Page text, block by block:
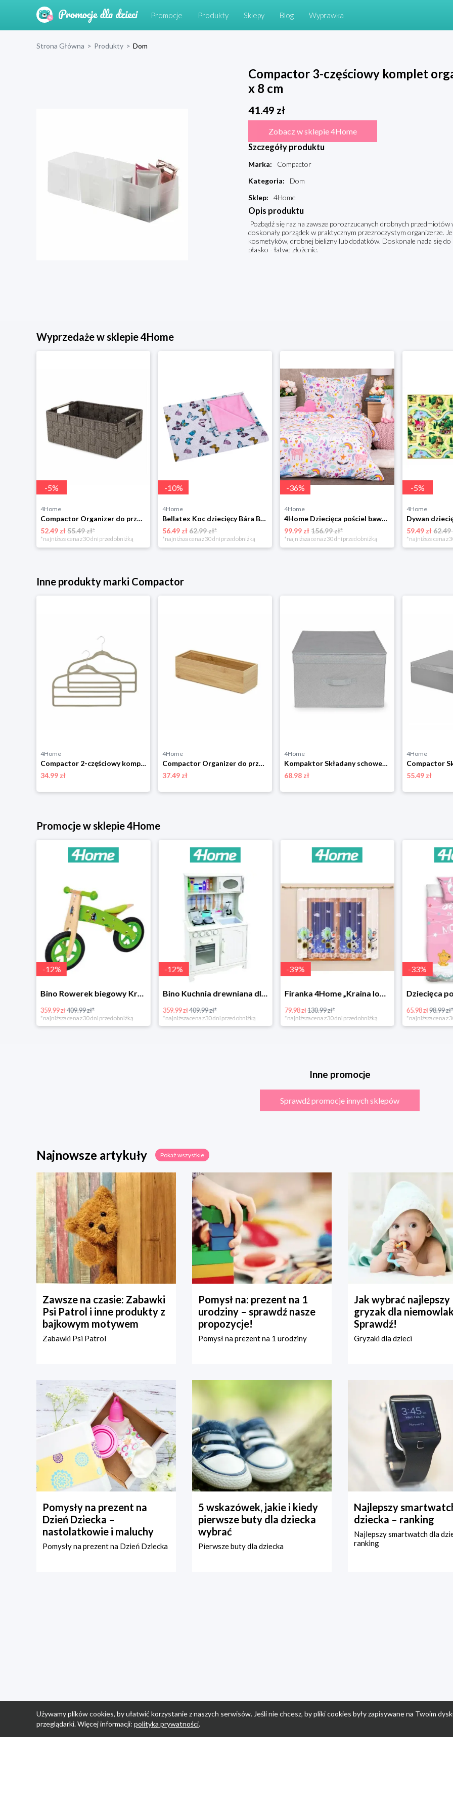
Promocje Produkty Sklepy Blog Wyprawka
Strona Główna > Produkty > Dom
Compactor 3-częściowy komplet
x 8 cm
41.49 zł
Zobacz w sklepie 4Home
Szczegóły produktu
Marka:
Compactor
Kategoria:
Dom
Sklep: 4Home
Opis produktu
Pozbądź się raz na zawsze porozrzucanych drobnych przedmiotów
doskonały porządek w praktycznym przezroczystym organizerze.
kosmetyków, drobnej bielizny lub dodatków. Doskonale nada się
płasko - łatwe złożenie.
Wyprzedaże w sklepie 4Home
-5%
4Home
Compactor Organizer do przechowywania Toronto, 30 x 20 x 12 cm, ciemnobrązowy
52.49 zł55.49 zł*
*najniższa cena z 30 dni przed obniżką
-10%
4Home
Bellatex Koc dziecięcy Bára Butterfly różowy, 75 x 100 cm
56.49 zł62.99 zł*
*najniższa cena z 30 dni przed obniżką
-36%
4Home
4Home Dziecięca pościel bawełniana Unicorns, 140 x 200 cm, 70 x 90 cm
99.99 zł156.99 zł*
*najniższa cena z 30 dni przed obniżką
-5%
4Home
59.49 zł62.49
*najniższa cena z
Inne produkty marki Compactor
4Home
Compactor 2-częściowy komplet wieszaków na spodnie Velvet, 45 cm
34.99 zł
4Home
Compactor Organizer do przechowywania Bamboo Box M, 22,5 x 7,5 x 6,5 cm, M
37.49 zł
4Home
Kompaktor Składany schowek kartonowy Wos, 40 x 50 x 25 cm, szary, L Compactor
68.98 zł
4Home
55.49 zł
Promocje w sklepie 4Home
-12%
Bino Rowerek biegowy Krecik
359.99 zł409.99 zł*
*najniższa cena z 30 dni przed obniżką
-12%
359.99 zł409.99 zł*
*najniższa cena z 30 dni przed obniżką
-39%
79.98 zł130.99 zł*
*najniższa cena z 30 dni przed obniżką
-33%
65.98 zł98.99 zł*
*najniższa cena z
Inne promocje
Sprawdź promocje innych sklepów
Najnowsze artykuły Pokaż wszystkie
Zawsze na czasie: Zabawki
Psi Patrol i inne produkty z
bajkowym motywem
Zabawki Psi Patrol
Pomysł na: prezent na 1
urodziny – sprawdź nasze
propozycje!
Pomysł na prezent na 1 urodziny
Jak wybrać najlepszy
gryzak dla
Sprawdź!
Gryzaki dla dzieci
Pomysły na prezent na
Dzień Dziecka –
nastolatkowie i maluchy
Pomysły na prezent na Dzień Dziecka
5 wskazówek, jakie i kiedy
pierwsze buty dla dziecka
wybrać
Pierwsze buty dla dziecka
Najlepszy
dziecka – ranking
Najlepszy smartwatch dla
ranking
Używamy plików cookies, by ułatwić korzystanie z naszych serwisów. Jeśli nie chcesz, by pliki cookies były zapisywane na Twoim
przeglądarki. Więcej informacji: polityka prywatności.